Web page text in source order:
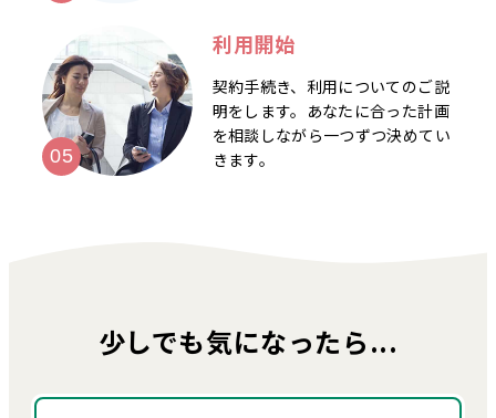
利用開始
契約手続き、利用についてのご説
明をします。あなたに合った計画
を相談しながら一つずつ決めてい
きます。
少しでも気になったら...